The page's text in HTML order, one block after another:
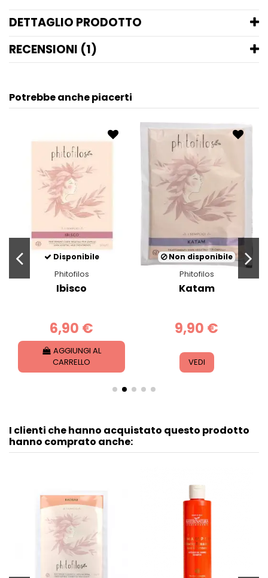
DETTAGLIO PRODOTTO
RECENSIONI (1)
Potrebbe anche piacerti
Disponibile
Phitofilos
Ibisco
6,90 €
AGGIUNGI AL
CARRELLO
Non disponibile
Phitofilos
Katam
9,90 €
VEDI
I clienti che hanno acquistato questo prodotto
hanno comprato anche: